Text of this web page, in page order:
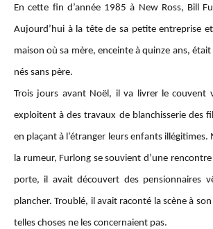
En cette fin d’année 1985 à New Ross, Bill
Aujourd’hui à la tête de sa petite entreprise
maison où sa mère, enceinte à quinze ans,
nés sans père.
Trois jours avant Noël, il va livrer le
exploitent à des travaux de blanchisserie des
en plaçant à l’étranger leurs enfants illégitimes.
la rumeur, Furlong se souvient d’une
porte, il avait découvert des pensionnaires
plancher. Troublé, il avait raconté la scène à
telles choses ne les concernaient pas.